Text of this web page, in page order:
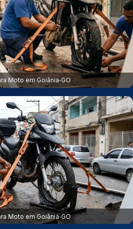
Moto em Goiânia‑GO
Moto em Goiânia‑GO